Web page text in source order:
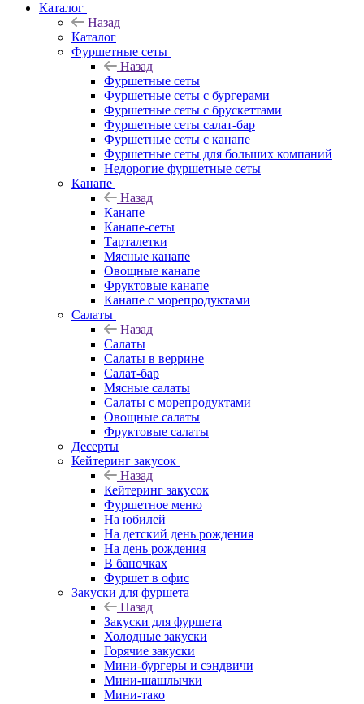
Каталог
Назад
Каталог
Фуршетные сеты
Назад
Фуршетные сеты
Фуршетные сеты с бургерами
Фуршетные сеты с брускеттами
Фуршетные сеты салат-бар
Фуршетные сеты с канапе
Фуршетные сеты для больших компаний
Недорогие фуршетные сеты
Канапе
Назад
Канапе
Канапе-сеты
Тарталетки
Мясные канапе
Овощные канапе
Фруктовые канапе
Канапе с морепродуктами
Салаты
Назад
Салаты
Салаты в веррине
Салат-бар
Мясные салаты
Салаты с морепродуктами
Овощные салаты
Фруктовые салаты
Десерты
Кейтеринг закусок
Назад
Кейтеринг закусок
Фуршетное меню
На юбилей
На детский день рождения
На день рождения
В баночках
Фуршет в офис
Закуски для фуршета
Назад
Закуски для фуршета
Холодные закуски
Горячие закуски
Мини-бургеры и сэндвичи
Мини-шашлычки
Мини-тако